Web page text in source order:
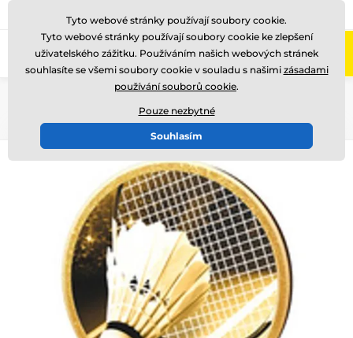
Zavolejte nám (Po-Pá 8-17)
Tyto webové stránky používají soubory cookie.
Tyto webové stránky používají soubory cookie ke zlepšení
uživatelského zážitku. Používáním našich webových stránek
souhlasíte se všemi soubory cookie v souladu s našimi zásadami
používání souborů cookie.
Pouze nezbytné
Souhlasím